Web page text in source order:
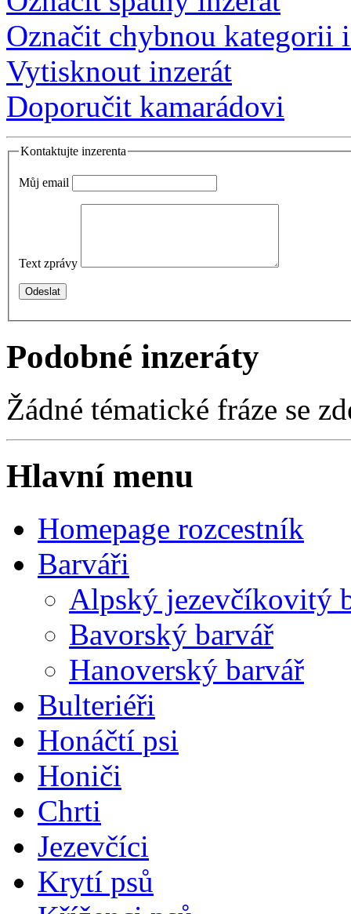
Označit chybnou kategorii
Vytisknout inzerát
Doporučit kamarádovi
Kontaktujte inzerenta
Můj email
Text zprávy
Podobné inzeráty
Žádné tématické fráze se
Hlavní menu
Homepage rozcestník
Barváři
Alpský jezevčíkovitý
Bavorský barvář
Hanoverský barvář
Bulteriéři
Honáčtí psi
Honiči
Chrti
Jezevčíci
Krytí psů